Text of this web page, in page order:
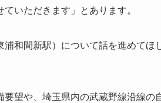
いただきます」とあります。
和間新駅）について話を進めてほ
望や、埼玉県内の武蔵野線沿線の